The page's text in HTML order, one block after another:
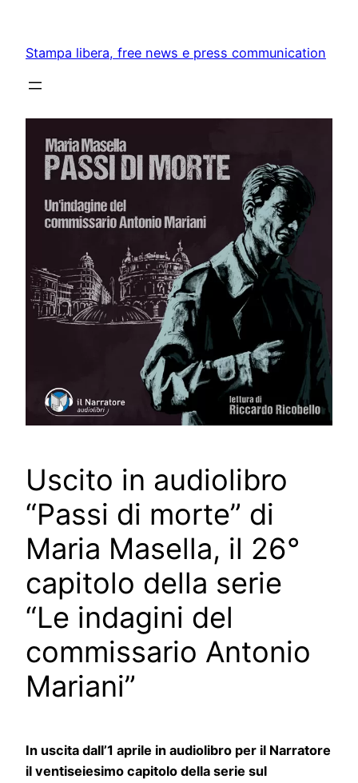
content
Stampa libera, free news e press communication
Uscito in audiolibro
“Passi di morte” di
Maria Masella, il 26°
capitolo della serie
“Le indagini del
commissario Antonio
Mariani”
In uscita dall’1 aprile in audiolibro per il Narratore
il ventiseiesimo capitolo della serie sul